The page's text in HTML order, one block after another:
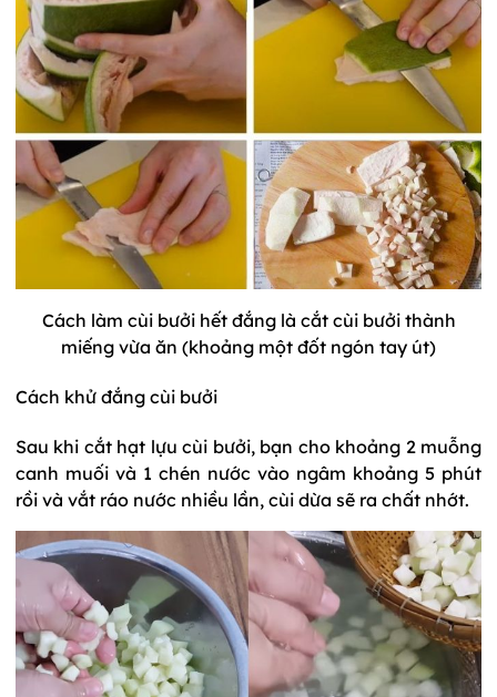
Cách làm cùi bưởi hết đắng là cắt cùi bưởi thành
miếng vừa ăn (khoảng một đốt ngón tay út)
Cách khử đắng cùi bưởi
Sau khi cắt hạt lựu cùi bưởi, bạn cho khoảng 2 muỗng
canh muối và 1 chén nước vào ngâm khoảng 5 phút
rồi và vắt ráo nước nhiều lần, cùi dừa sẽ ra chất nhớt.